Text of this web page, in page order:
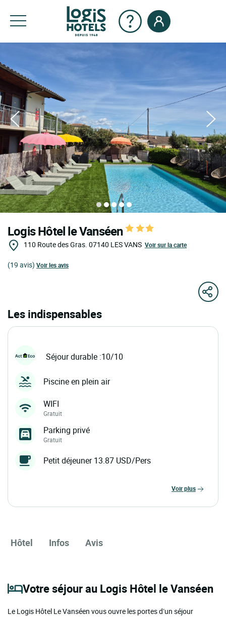
Logis Hôtel le Vanséen
110 Route des Gras. 07140 LES VANS Voir sur la carte
(19 avis) Voir les avis
Les indispensables
Séjour durable :10/10
Piscine en plein air
WIFI
Gratuit
Parking privé
Gratuit
Petit déjeuner 13.87 USD/Pers
voir plus
Hôtel Infos Avis
Votre séjour au Logis Hôtel le Vanséen
Le Logis Hôtel Le Vanséen vous ouvre les portes d’un séjour